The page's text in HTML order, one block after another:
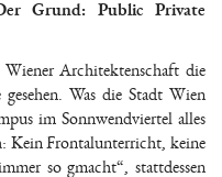
Grund: Public Private
Architektenschaft die
Was die Stadt Wien
im Sonnwendviertel alles
Kein Frontalunterricht, keine
so gmacht“, stattdessen